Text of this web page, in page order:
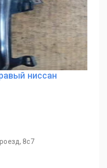
ниссан
8с7